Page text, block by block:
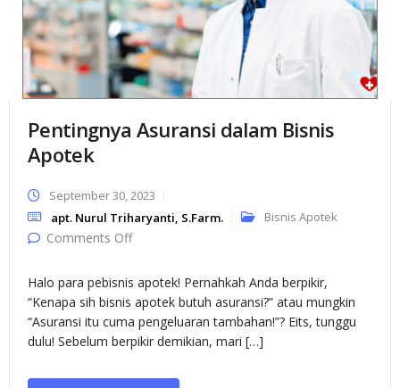
Pentingnya Asuransi dalam Bisnis
Apotek
September 30, 2023
apt. Nurul Triharyanti, S.Farm.
Bisnis Apotek
Comments Offon Pentingnya Asuransi dalam Bisnis Apotek
Halo para pebisnis apotek! Pernahkah Anda berpikir,
“Kenapa sih bisnis apotek butuh asuransi?” atau mungkin
“Asuransi itu cuma pengeluaran tambahan!”? Eits, tunggu
dulu! Sebelum berpikir demikian, mari […]